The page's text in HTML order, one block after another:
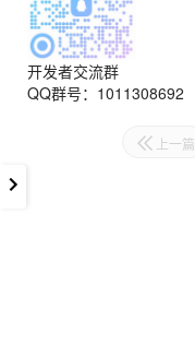
开发者交流群
QQ群号：1011308692
上一篇